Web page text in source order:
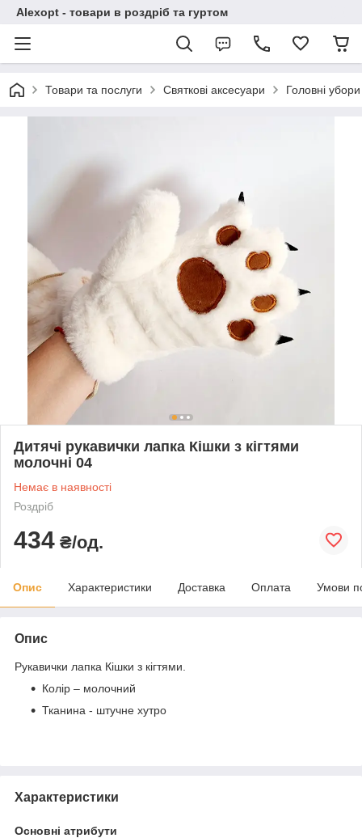
Alexopt - товари в роздріб та гуртом
Товари та послуги Святкові аксесуари Головні убори
Дитячі рукавички лапка Кішки з кігтями
молочні 04
Немає в наявності
Роздріб
434 ₴/од.
Опис Характеристики Доставка Оплата Умови
Опис
Рукавички лапка Кішки з кігтями.
Колір – молочний
Тканина - штучне хутро
Характеристики
Основні атрибути